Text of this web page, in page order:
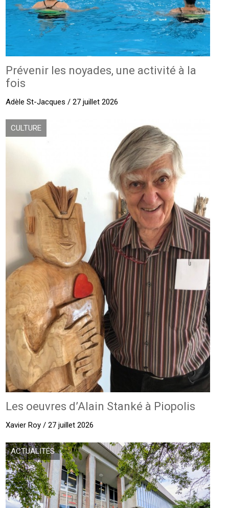
Prévenir les noyades, une activité à la
fois
Adèle St-Jacques / 27 juillet 2026
CULTURE
Les oeuvres d’Alain Stanké à Piopolis
Xavier Roy / 27 juillet 2026
ACTUALITÉS